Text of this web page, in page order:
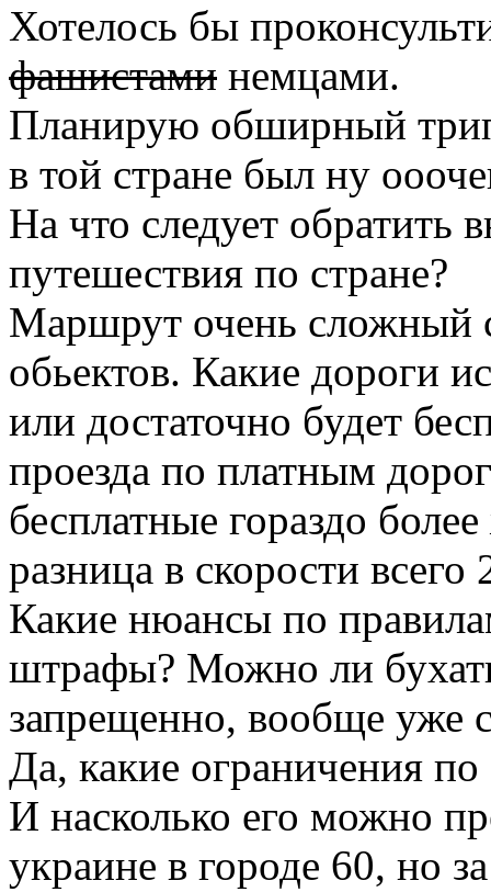
Хотелось бы
фашистами немцами.
Планирую обширный
в той стране был ну
На что следует обратить
путешествия по стране?
Маршрут очень сложный
обьектов. Какие дороги
или достаточно будет
проезда по платным
бесплатные гораздо
разница в скорости
Какие нюансы по
штрафы? Можно ли
запрещенно, вообще уже
Да, какие ограничения по
И насколько его можно
украине в городе 60, но